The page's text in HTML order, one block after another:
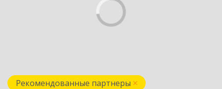
Рекомендованные партнеры